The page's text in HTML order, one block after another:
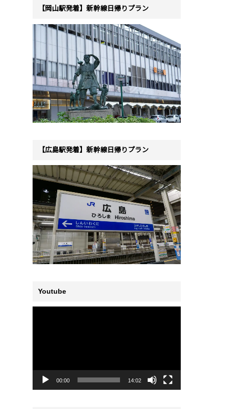
【岡山駅発着】新幹線日帰りプラン
【広島駅発着】新幹線日帰りプラン
Youtube
ヤ
00:00 14:02